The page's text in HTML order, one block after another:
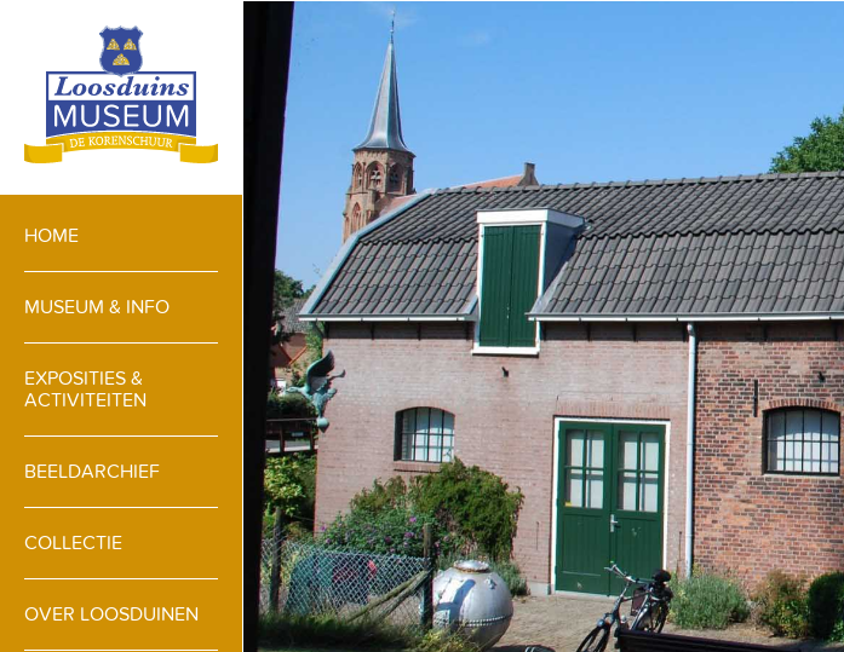
HOME
MUSEUM & INFO
EXPOSITIES &
ACTIVITEITEN
BEELDARCHIEF
COLLECTIE
OVER LOOSDUINEN